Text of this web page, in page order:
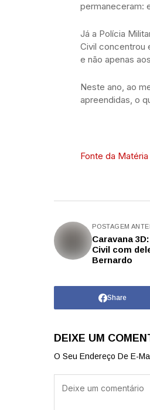
permaneceram:
Já a Polícia
Civil concentrou
e não apenas
Neste ano, ao
apreendidas, o
Fonte da Matéria
POSTAGEM
Caravana
Civil com
Bernardo
Share
DEIXE UM
O Seu Endereço De E-